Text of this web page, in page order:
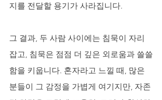
지를 전달할 용기가 사라집니다.
그 결과, 두 사람 사이에는 침묵이 자리
잡고, 침묵은 점점 더 깊은 외로움과 쓸쓸
함을 키웁니다. 혼자라고 느낄 때, 많은
분들이 그 감정을 가볍게 여기지만, 자존